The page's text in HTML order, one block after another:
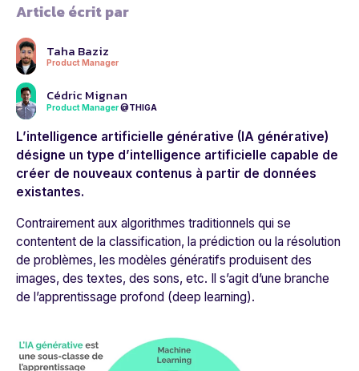
Article écrit par
Taha Baziz
Product Manager
Cédric Mignan
Product Manager@THIGA
L’intelligence artificielle générative (IA générative)
désigne un type d’intelligence artificielle capable de
créer de nouveaux contenus à partir de données
existantes.
Contrairement aux algorithmes traditionnels qui se
contentent de la classification, la prédiction ou la résolution
de problèmes, les modèles génératifs produisent des
images, des textes, des sons, etc. Il s’agit d’une branche
de l’apprentissage profond (deep learning).